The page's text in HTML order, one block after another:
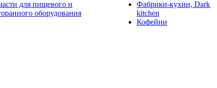
для пищевого и
оборудования
Фабрики-кухни, Dark
kitchen
Кофейни